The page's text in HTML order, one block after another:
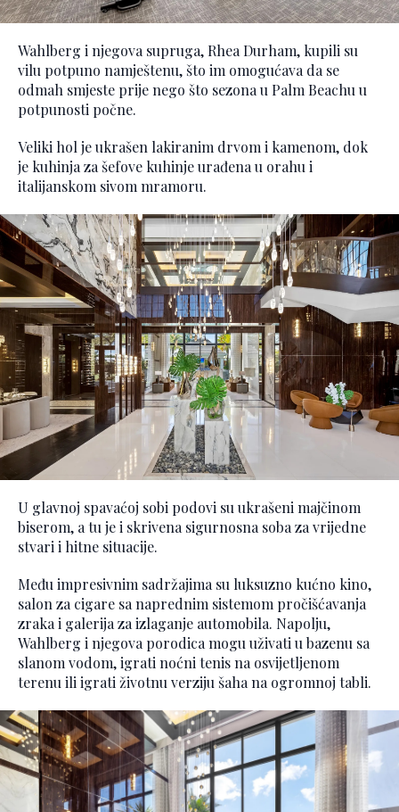
Wahlberg i njegova supruga, Rhea Durham, kupili su
vilu potpuno namještenu, što im omogućava da se
odmah smjeste prije nego što sezona u Palm Beachu u
potpunosti počne.
Veliki hol je ukrašen lakiranim drvom i kamenom, dok
je kuhinja za šefove kuhinje urađena u orahu i
italijanskom sivom mramoru.
U glavnoj spavaćoj sobi podovi su ukrašeni majčinom
biserom, a tu je i skrivena sigurnosna soba za vrijedne
stvari i hitne situacije.
Među impresivnim sadržajima su luksuzno kućno kino,
salon za cigare sa naprednim sistemom pročišćavanja
zraka i galerija za izlaganje automobila. Napolju,
Wahlberg i njegova porodica mogu uživati u bazenu sa
slanom vodom, igrati noćni tenis na osvijetljenom
terenu ili igrati životnu verziju šaha na ogromnoj tabli.